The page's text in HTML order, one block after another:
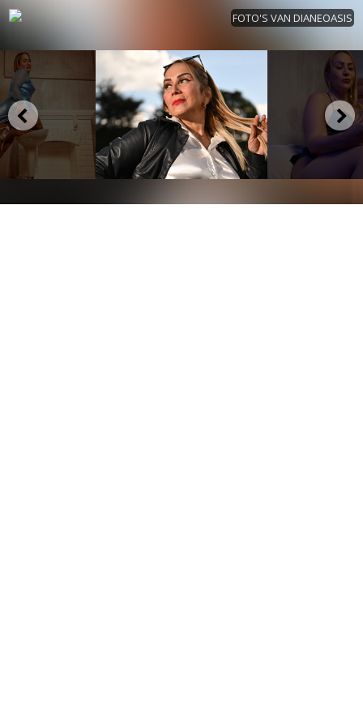
FOTO'S VAN DIANEOASIS